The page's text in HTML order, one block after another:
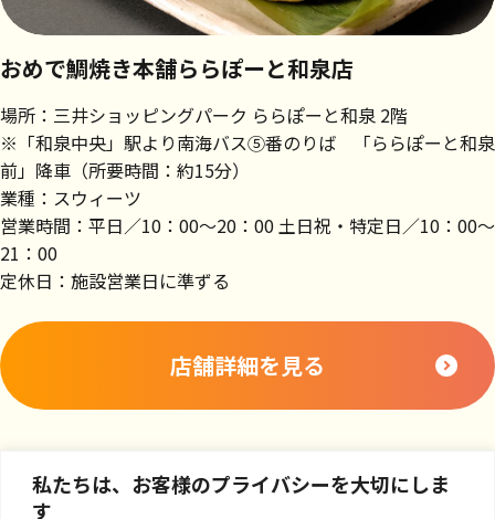
私たちは、お客様のプライバシーを大切にしま
す
おめで鯛焼き本舗ららぽーと和泉店
場所：三井ショッピングパーク ららぽーと和泉 2階
※「和泉中央」駅より南海バス⑤番のりば 「ららぽーと和泉
前」降車（所要時間：約15分）
業種：スウィーツ
営業時間：平日／10：00～20：00 土日祝・特定日／10：00～
21：00
定休日：施設営業日に準ずる
店舗詳細を見る